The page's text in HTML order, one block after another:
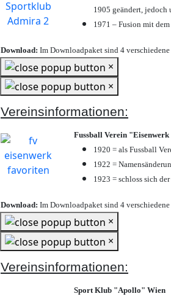
1905 geändert, jedoch
1971 – Fusion mit
Download: Im Downloadpaket sind 4
×
×
Vereinsinformationen:
Fussball Verein
1920 = als Fussball
1922 =
1923 = schloss sich
Download: Im Downloadpaket sind 4
×
×
Vereinsinformationen:
Sport Klub "Apollo" Wien